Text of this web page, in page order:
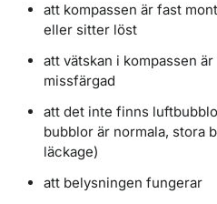
att kompassen är fast
eller sitter löst
att vätskan i kompassen
missfärgad
att det inte finns
bubblor är normala, stora
läckage)
att belysningen fungerar